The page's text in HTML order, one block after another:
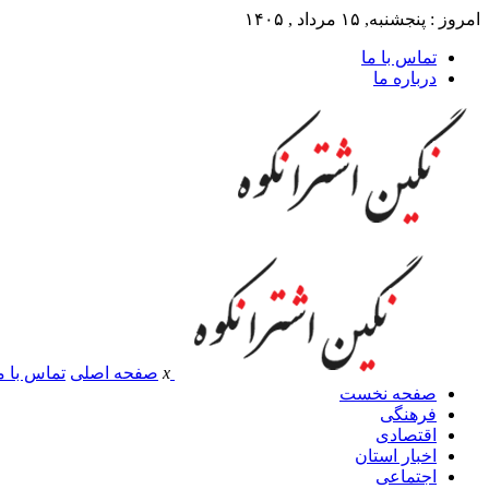
امروز : پنجشنبه, ۱۵ مرداد , ۱۴۰۵
تماس با ما
درباره ما
x صفحه اصلی تماس با
صفحه نخست
فرهنگی
اقتصادی
اخبار استان
اجتماعی